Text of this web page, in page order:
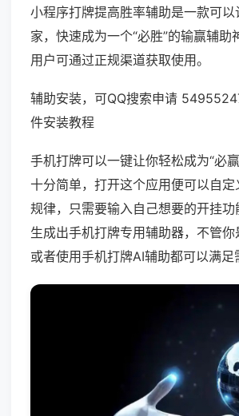
小程序打牌提高胜率辅助是一款可
家，快速成为一个“必胜”的输赢辅助
用户可通过正规渠道获取使用。
辅助安装，可QQ搜索申请
件安装教程
手机打牌可以一键让你轻松成为“必
十分简单，打开这个应用便可以自
规律，只需要输入自己想要的开挂
生成出手机打牌专用辅助器，不管
或者使用手机打牌AI辅助都可以满足